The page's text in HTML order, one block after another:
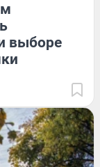
выборе